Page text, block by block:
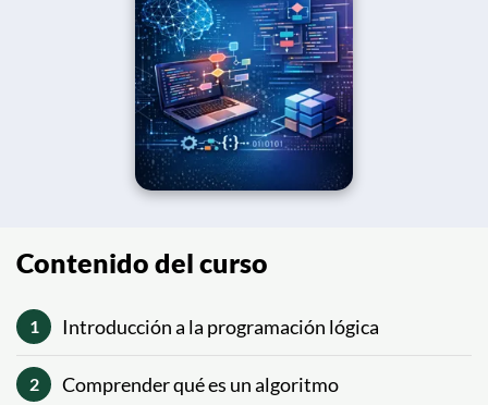
Contenido del curso
1 Introducción a la programación lógica
2 Comprender qué es un algoritmo